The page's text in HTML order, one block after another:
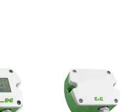
kanaalmodellen